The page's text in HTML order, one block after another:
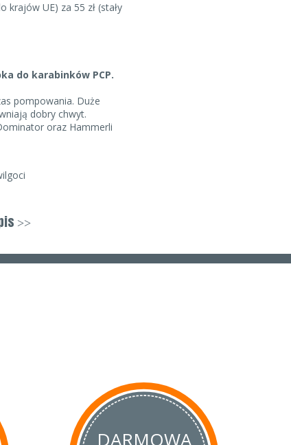
krajów UE) za 55 zł (stały
do karabinków PCP.
pompowania. Duże
dobry chwyt.
oraz Hammerli
>>
DARMOWA